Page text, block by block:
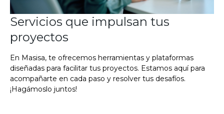
Servicios que impulsan tus
proyectos
En Masisa, te ofrecemos herramientas y plataformas
diseñadas para facilitar tus proyectos. Estamos aquí para
acompañarte en cada paso y resolver tus desafíos.
¡Hagámoslo juntos!